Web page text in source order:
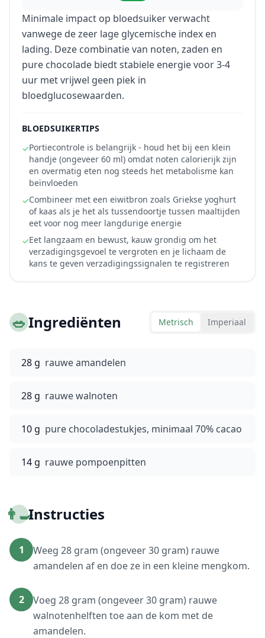
Minimale impact op bloedsuiker verwacht
vanwege de zeer lage glycemische index en
lading. Deze combinatie van noten, zaden en
pure chocolade biedt stabiele energie voor 3-4
uur met vrijwel geen piek in
bloedglucosewaarden.
BLOEDSUIKERTIPS
✓Portiecontrole is belangrijk - houd het bij een klein
handje (ongeveer 60 ml) omdat noten calorierijk zijn
en overmatig eten nog steeds het metabolisme kan
beïnvloeden
✓Combineer met een eiwitbron zoals Griekse yoghurt
of kaas als je het als tussendoortje tussen maaltijden
eet voor nog meer langdurige energie
✓Eet langzaam en bewust, kauw grondig om het
verzadigingsgevoel te vergroten en je lichaam de
kans te geven verzadigingssignalen te registreren
🥗Ingrediënten Metrisch Imperiaal
28 g rauwe amandelen
28 g rauwe walnoten
10 g pure chocoladestukjes, minimaal 70% cacao
14 g rauwe pompoenpitten
👨‍🍳Instructies
1
Weeg 28 gram (ongeveer 30 gram) rauwe
amandelen af en doe ze in een kleine mengkom.
2
Voeg 28 gram (ongeveer 30 gram) rauwe
walnotenhelften toe aan de kom met de
amandelen.